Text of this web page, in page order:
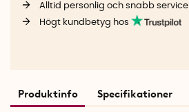
Alltid personlig och snabb service
Högt kundbetyg hos
Produktinfo Specifikationer